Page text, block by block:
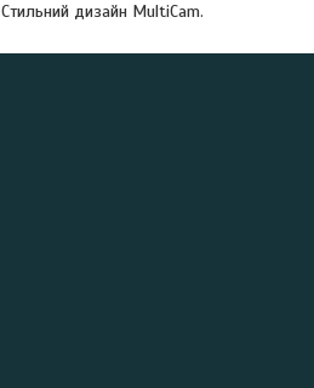
Стильний дизайн MultiCam.